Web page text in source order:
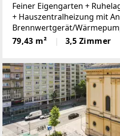
Feiner Eigengarten +
+ Hauszentralheizung mit
Brennwertgerät/
Elektrische Rollos +
Abschalten! Wohlfühlen!
79,43 m² 3,5 Zimmer